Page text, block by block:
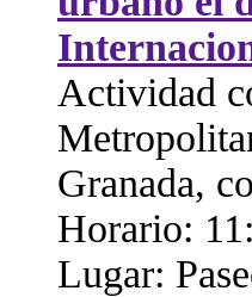
Actividad
Granada,
Horario:
Lugar: